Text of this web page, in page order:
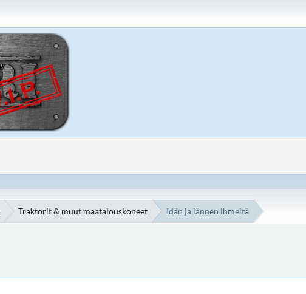
Traktorit & muut maatalouskoneet Idän ja lännen ihmeitä